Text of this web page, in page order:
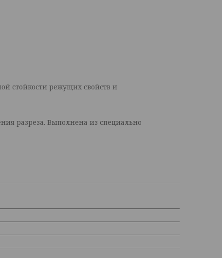
стойкости режущих свойств и
разреза. Выполнена из специально